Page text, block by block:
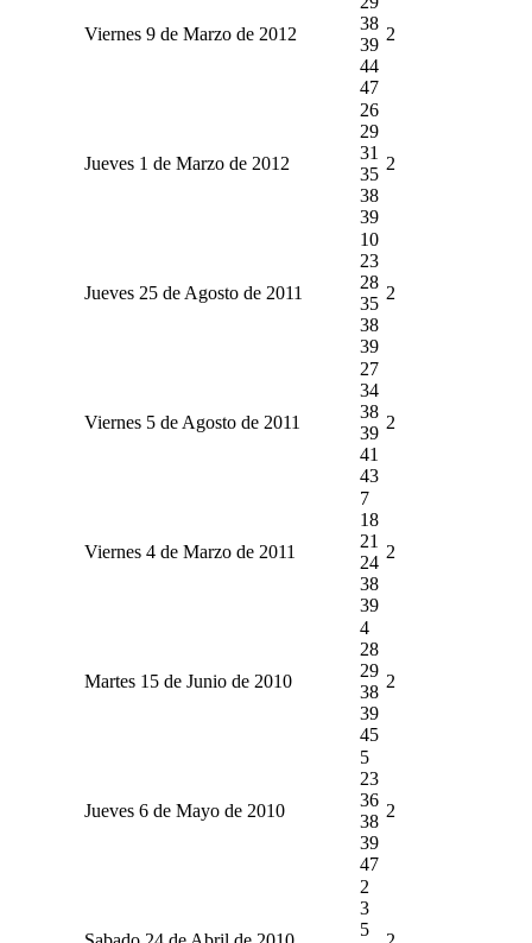
Viernes 9 de Marzo de 2012
38
39
44
47
2
Jueves 1 de Marzo de 2012
26
29
31
35
38
39
2
Jueves 25 de Agosto de 2011
10
23
28
35
38
39
2
Viernes 5 de Agosto de 2011
27
34
38
39
41
43
2
Viernes 4 de Marzo de 2011
7
18
21
24
38
39
2
Martes 15 de Junio de 2010
4
28
29
38
39
45
2
Jueves 6 de Mayo de 2010
5
23
36
38
39
47
2
2
3
5